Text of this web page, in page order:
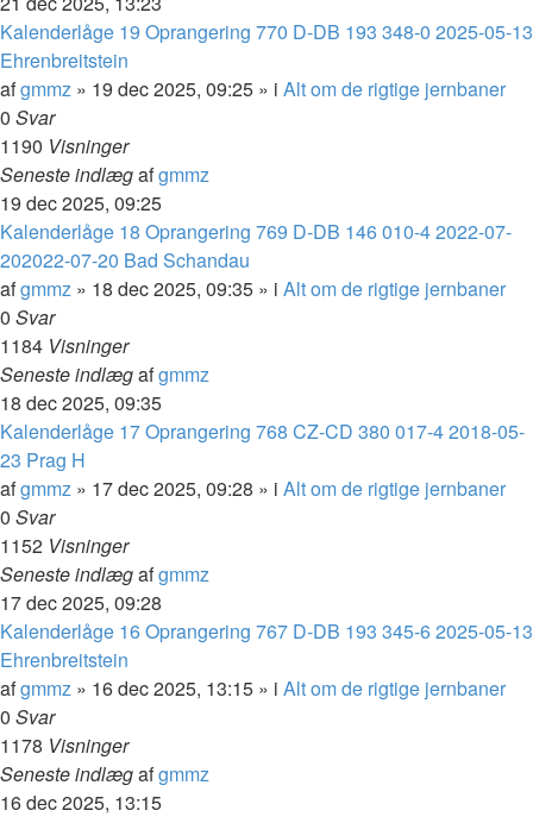
Kalenderlåge 19 Oprangering 770 D-DB 193 348-0 2025-05-13
Ehrenbreitstein
afgmmz » 19 dec 2025, 09:25 » i Alt om de rigtige jernbaner
0 Svar
1190 Visninger
Seneste indlægafgmmz
19 dec 2025, 09:25
Kalenderlåge 18 Oprangering 769 D-DB 146 010-4 2022-07-
202022-07-20 Bad Schandau
afgmmz » 18 dec 2025, 09:35 » i Alt om de rigtige jernbaner
0 Svar
1184 Visninger
Seneste indlægafgmmz
18 dec 2025, 09:35
Kalenderlåge 17 Oprangering 768 CZ-CD 380 017-4 2018-05-
23 Prag H
afgmmz » 17 dec 2025, 09:28 » i Alt om de rigtige jernbaner
0 Svar
1152 Visninger
Seneste indlægafgmmz
17 dec 2025, 09:28
Kalenderlåge 16 Oprangering 767 D-DB 193 345-6 2025-05-13
Ehrenbreitstein
afgmmz » 16 dec 2025, 13:15 » i Alt om de rigtige jernbaner
0 Svar
1178 Visninger
Seneste indlægafgmmz
16 dec 2025, 13:15